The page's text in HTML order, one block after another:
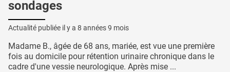
sondages
Actualité publiée il y a 8 années 9 mois
Madame B., âgée de 68 ans, mariée, est vue une première
fois au domicile pour rétention urinaire chronique dans le
cadre d'une vessie neurologique. Après mise ...